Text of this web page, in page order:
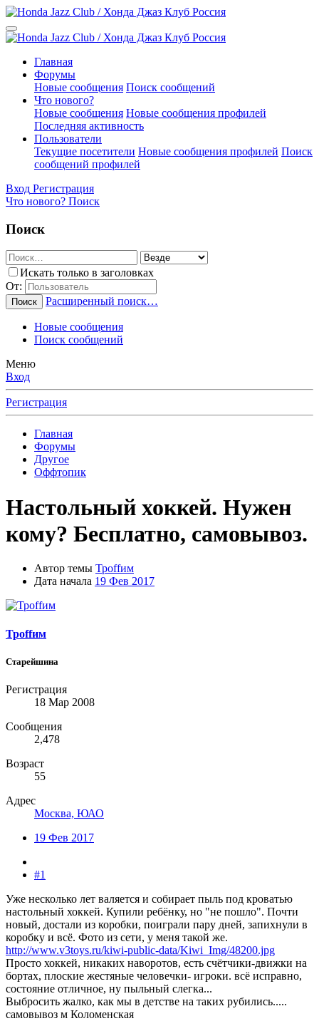
Главная
Форумы
Новые сообщения Поиск сообщений
Что нового?
Новые сообщения Новые сообщения профилей
Последняя активность
Пользователи
Текущие посетители Новые сообщения профилей Поиск
сообщений профилей
Вход Регистрация
Что нового? Поиск
Поиск
Искать только в заголовках
От:
Поиск Расширенный поиск…
Новые сообщения
Поиск сообщений
Меню
Вход
Регистрация
Главная
Форумы
Другое
Оффтопик
Настольный хоккей. Нужен
кому? Бесплатно, самовывоз.
Автор темы Троffим
Дата начала 19 Фев 2017
Троffим
Старейшина
Регистрация
18 Мар 2008
Сообщения
2,478
Возраст
55
Адрес
Москва, ЮАО
19 Фев 2017
#1
Уже несколько лет валяется и собирает пыль под кроватью
настольный хоккей. Купили ребёнку, но "не пошло". Почти
новый, достали из коробки, поиграли пару дней, запихнули в
коробку и всё. Фото из сети, у меня такой же.
http://www.v3toys.ru/kiwi-public-data/Kiwi_Img/48200.jpg
Просто хоккей, никаких наворотов, есть счётчики-движки на
бортах, плоские жестяные человечки- игроки. всё исправно,
состояние отличное, ну пыльный слегка...
Выбросить жалко, как мы в детстве на таких рубились.....
самовывоз м Коломенская